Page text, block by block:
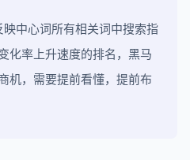
中心词所有相关词中搜索指
化率上升速度的排名，黑马
机，需要提前看懂，提前布